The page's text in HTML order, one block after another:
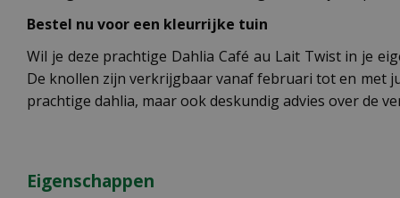
Bestel nu voor een kleurrijke tuin
Wil je deze prachtige Dahlia Café au Lait Twist in je
De knollen zijn verkrijgbaar vanaf februari tot en met
prachtige dahlia, maar ook deskundig advies over de
Eigenschappen